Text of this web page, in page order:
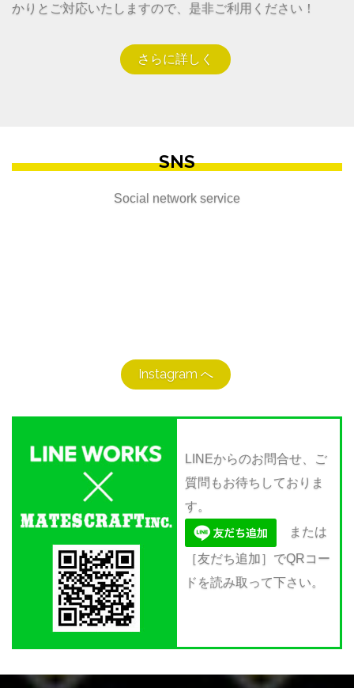
かりとご対応いたしますので、是非ご利用ください！
さらに詳しく
SNS
Social network service
Instagram へ
LINEからのお問合せ、ご
質問もお待ちしておりま
す。
または
［友だち追加］でQRコー
ドを読み取って下さい。